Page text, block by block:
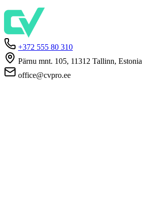
+372 555 80 310
Pärnu mnt. 105, 11312 Tallinn, Estonia
office@cvpro.ee